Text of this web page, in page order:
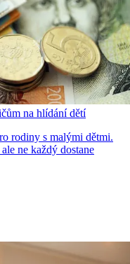
na hlídání dětí
rodiny s malými dětmi.
ne každý dostane